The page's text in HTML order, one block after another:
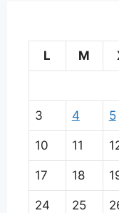
L
M
3 4 5
10 11
17 18
24 25